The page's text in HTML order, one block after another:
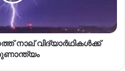
നാല് വിദ്യാർഥികൾക്ക്